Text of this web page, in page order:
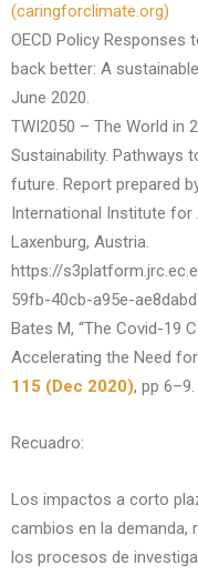
(caringforclimate.org)
OECD Policy Responses
back better: A
June 2020.
TWI2050 – The World in
Sustainability. Pathways
future. Report prepared
International Institute for
Laxenburg, Austria.
https://
59fb-40cb-a95e-
Bates M, “The Covid-19
Accelerating the Need for
115 (Dec 2020), pp 6–9.
Recuadro:
Los impactos a corto
cambios en la demanda,
los procesos de